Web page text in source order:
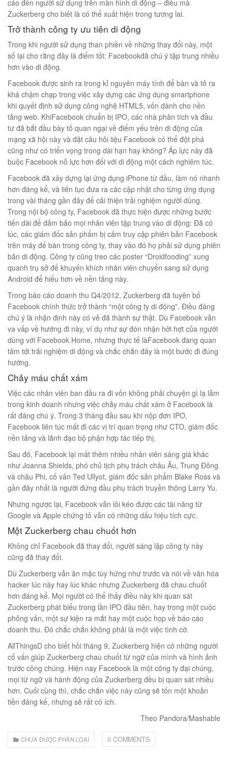
cáo đến người sử dụng trên màn hình di động – điều mà
Zuckerberg cho biết là có thể xuất hiện trong tương lai.
Trở thành công ty ưu tiên di động
Trong khi người sử dụng than phiền về những thay đổi này, một
số lại cho rằng đây là điểm tốt: Facebookđã chú ý tập trung nhiều
hơn vào di động.
Facebook được sinh ra trong kỉ nguyên máy tính để bàn và tỏ ra
khá chậm chạp trong việc xây dựng các ứng dụng smartphone
khi quyết định sử dụng công nghệ HTML5, vốn dành cho nền
tảng web. KhiFacebook chuẩn bị IPO, các nhà phân tích và đầu
tư đã bắt đầu bày tỏ quan ngại về điểm yếu trên di động của
mạng xã hội này và đặt câu hỏi liệu Facebook có thể đột phá
cũng như có triển vọng trong dài hạn hay không? Áp lực này đã
buộc Facebook nỗ lực hơn đối với di động một cách nghiêm túc.
Facebook đã xây dựng lại ứng dụng iPhone từ đầu, làm nó nhanh
hơn đáng kể, và liên tục đưa ra các cập nhật cho từng ứng dụng
trong vài tháng gần đây để cải thiện trải nghiệm người dùng.
Trong nội bộ công ty, Facebook đã thực hiện được những bước
tiến dài để đảm bảo mọi nhân viên tập trung vào di động: Đã có
lúc, các giám đốc sản phẩm bị cấm truy cập phiên bản Facebook
trên máy để bàn trong công ty, thay vào đó họ phải sử dụng phiên
bản di động. Công ty cũng treo các poster “Droidfooding” xung
quanh trụ sở để khuyến khích nhân viên chuyển sang sử dụng
Android để hiểu hơn về nền tảng này.
Trong báo cáo doanh thu Q4/2012, Zuckerberg đã tuyên bố
Facebook chính thức trở thành “một công ty di động”. Điều đáng
chú ý là nhận định này có vẻ đã thành sự thật. Dù Facebook vẫn
va vấp về hướng đi này, ví dụ như sự đón nhận hời hợt của người
dùng với Facebook Home, nhưng thực tế làFacebook đang quan
tâm tới trải nghiệm di động và chắc chắn đây là một bước đi đúng
hướng.
Chảy máu chất xám
Việc các nhân viên ban đầu ra đi vốn không phải chuyện gì lạ lẫm
trong kinh doanh nhưng việc chảy máu chất xám ở Facebook là
rất đáng chú ý. Trong 3 tháng đầu sau khi nộp đơn IPO,
Facebook liên túc mất đi các vị trí quan trọng như CTO, giám đốc
nền tảng và lãnh đạo bộ phận hợp tác tiếp thị.
Sau đó, Facebook lại mất thêm nhiều nhân viên sáng giá khác
như Joanna Shields, phó chủ tịch phụ trách châu Âu, Trung Đông
và châu Phi, cố vấn Ted Ullyot, giám đốc sản phẩm Blake Ross và
gần đây nhất là người đứng đầu phụ trách truyền thông Larry Yu.
Nhưng ngược lại, Facebook vẫn lôi kéo được các tài năng từ
Google và Apple chứng tỏ vẫn có những dấu hiệu tích cực.
Một Zuckerberg chau chuốt hơn
Không chỉ Facebook đã thay đổi, người sáng lập công ty này
cũng đã thay đổi.
Dù Zuckerberg vẫn ăn mặc tùy hứng như trước và nói về văn hóa
hacker lúc này hay lúc khác nhưng Zuckerberg đã chau chuốt
hơn đáng kể. Mọi người có thể thấy điều này khi quan sát
Zuckerberg phát biểu trong lần IPO đầu tiên, hay trong một cuộc
phỏng vấn, một sự kiện ra mắt hay một cuộc họp về báo cáo
doanh thu. Đó chắc chắn không phải là một việc tình cờ.
AllThingsD cho biết hồi tháng 9, Zuckerberg hiện có những người
cố vấn giúp Zuckerberg chau chuốt từ ngữ của mình và hình ảnh
trước công chúng. Hiện nay Facebook là một công ty đại chúng,
mọi từ ngữ và hành động của Zuckerberg đều bị quan sát nhiều
hơn. Cuối cùng thì, chắc chắn việc này cũng sẽ tốn một khoản
tiền đáng kể, nhưng sẽ rất có ích.
Theo Pandora/Mashable
CHƯA ĐƯỢC PHÂN LOẠI 0 COMMENTS